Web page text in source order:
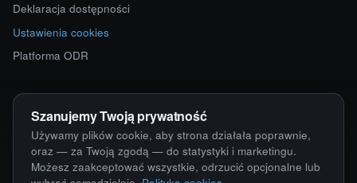
Deklaracja dostępności
Ustawienia cookies
Platforma ODR
KONTAKT
ul. Starokościelna 12
63-750 Sulmierzyce
792 171 171 · 791 110 055
Szanujemy Twoją prywatność
Używamy plików cookie, aby strona działała poprawnie,
oraz — za Twoją zgodą — do statystyki i marketingu.
Możesz zaakceptować wszystkie, odrzucić opcjonalne lub